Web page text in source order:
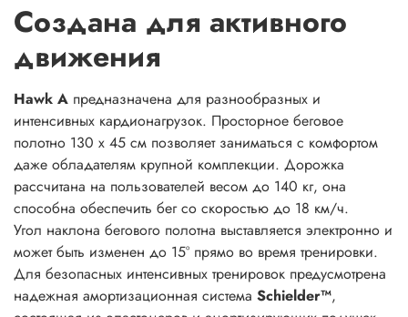
Создана для активного
движения
Hawk A предназначена для разнообразных и
интенсивных кардионагрузок. Просторное беговое
полотно 130 x 45 см позволяет заниматься с комфортом
даже обладателям крупной комплекции. Дорожка
рассчитана на пользователей весом до 140 кг, она
способна обеспечить бег со скоростью до 18 км/ч.
Угол наклона бегового полотна выставляется электронно и
может быть изменен до 15° прямо во время тренировки.
Для безопасных интенсивных тренировок предусмотрена
надежная амортизационная система Schielder™,